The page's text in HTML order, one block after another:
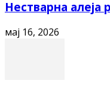
Нестварна алеја
мај 16, 2026